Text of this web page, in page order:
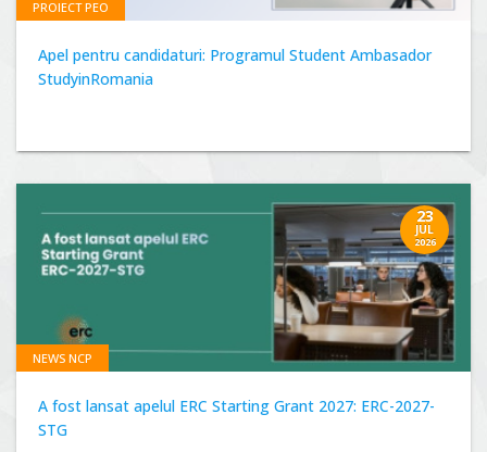
PROIECT PEO
Apel pentru candidaturi: Programul Student Ambasador
StudyinRomania
23
JUL
2026
NEWS NCP
A fost lansat apelul ERC Starting Grant 2027: ERC-2027-
STG